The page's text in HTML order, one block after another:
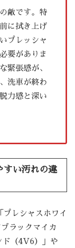
敵です。特
に拭き上げ
プレッシャ
要がありま
緊張感が、
洗車が終わ
力感と深い
すい汚れの違
レシャスホワイ
ラックマイカ
ド（4V6）」や